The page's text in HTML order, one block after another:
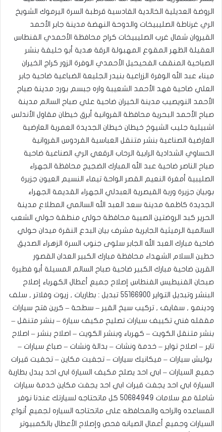
الروضة العديلية الخالدية القادسية قرطبة السرة اليرموك الشويخ
الري غرناطة الصليبيخات والدوحة النهضة مدينة جابر الأحمد
القيروان شمال غرب الصليبيخات كراج محافظة الأحمدي الفنطاس
العقيلة الظهر المقوع المهبولة الرقة هدية أبو حليفة بنشر
الصباحية المنقف الفحيحيل الأحمدي الوفرة الزور كراج الخيران
ميناء عبد الله الوفرة الزراعية بنيدر الجليعة الضباعية ضاحية جابر
العلي ضاحية فهد الأحمد الشعيبة واره جبسم بورد مدينة صباح
الأحمد النويصيب مدينة الخيران ضاحية علي صباح السالم مدينة
صباح الأحمد البحرية محافظة الفروانية أبرق خيطان مقاول الأندلس
اشبيلية جليب الشيوخ خيطان خيطان الجديدة العمرية العارضية
العارضية الصناعية بنشر متنقل العباسية الفردوس الفروانية
الحساوي الشدادية الرابية الرحاب الرقعي الري الصناعية ضاحية
صباح الناصر ضاحية عبد الله المبارك الضجيج محافظة الجهراء
الصليبية أمغرة النعيم القصر الواحة تيماء النسيم العيون جزيرة
بوبيان جزيرة وربة القيصرية العبدلي الجهراء القديمة الجهراء
الجديدة كاظمة مدينة سعد العبد الله السالمي المطلاع مدينة
الحرير كبد الروضتين الصبية محافظة حولي منطقة حولي الشعب
السالمية الرميثية الجابرية مشرف بيان البدع النقرة ميدان حولي
ضاحية مبارك العبد الله الجابر سلوى جنوب السرة الزهراء الصديق
حطين السلام الشهداء محافظة مبارك الكبير العدان القصور
القرين ضاحية مبارك الكبير ضاحية صباح السالم المسيلة أبو فطيرة
صبحان الفنيطيس الفنطاس إصلاح جميع أعطال الكهرباء إصلاح
البنشر وتبديل التواير 55166900 تبديل : بطاريات , زيوت وفلاتر , سلف
ودينمو , سفايف , تركيب سيخ القير – سطحة – كرين فتح سيارات
مقفله فني تكييف سيارات تصليح مكيف سيارة – بنشر متنقل –
بنشر متنقل الكويت – كهرباء وبنشر الكويت – اصلاح بنشر – اصلاح
تاير – اصلاح تواير – خدمة ونشات – بدالة ونشات – صباغ سيارات –
بوليش سيارات – ميكانيك سيارات – تجفيت مكاين – تجفيت قيرات
جميع السيارات – ابي احد يصلح مكيف السيارة ابي احد يبدل بطارية
السيارة ابي احد يجفت قيرات ابي احد يجفت مكاين خدمة سيارات
شاملة مع سلامات 50684949 كل ماتحتاجه لسيارتك عندنا نوفر
المساعده والراحه والمحافظه على ماتحتاجه السياره لجميع أنواع
السيارات وجميع أعمال الصيانه فحص وإصلاح الأعطال بالكمبيوتر